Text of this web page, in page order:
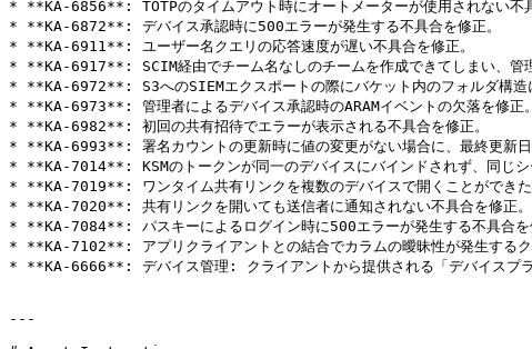
* **KA-6856**: TOTPのタイムアウト時にオートメーターが使用されない不具
* **KA-6872**: デバイス承認時に500エラーが発生する不具合を修正。
* **KA-6911**: ユーザー名クエリの応答速度が遅い不具合を修正。
* **KA-6917**: SCIM経由でチーム名なしのチームを作成できてしまい、管理
* **KA-6972**: S3へのSIEMエクスポートの際にバケット内のフォルダ構造
* **KA-6973**: 管理者によるデバイス承認時のARAMイベントの欠落を修正。
* **KA-6982**: 初回の共有招待でエラーが表示される不具合を修正。
* **KA-6993**: 署名カウントの更新時に値の変更がない場合に、最終更新日
* **KA-7014**: KSMのトークンが同一のデバイスにバインドされず、同じシ
* **KA-7019**: ワンタイム共有リンクを複数のデバイスで開くことができた
* **KA-7020**: 共有リンクを開いても送信者に通知されない不具合を修正。
* **KA-7084**: パスキーによるログイン時に500エラーが発生する不具合を
* **KA-7102**: アプリクライアントとの結合でカラムの曖昧性が発生するク
* **KA-6666**: デバイス管理: クライアントから提供される「デバイスプラ
---